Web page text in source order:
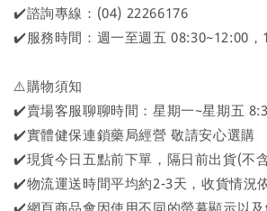
✔️諮詢專線：(04) 22266176
✔️服務時間：週一至週五 08:30~12:00，
⚠️購物須知
✔️賣場客服聊聊時間：星期一~星期五
✔️實體健保連鎖藥局經營 敬請安心選購
✔️現貨今日五點前下單，隔日前出貨(不
✔️物流運送時間平均約2-3天，收貨情況
✔️網頁商品會因使用不同的螢幕顯示以